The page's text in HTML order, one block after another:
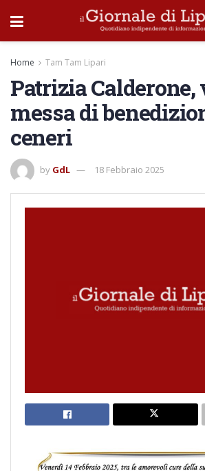
Home Tam Tam Lipari
Patrizia
messa di
ceneri
by GdL 18 Febbraio 2025